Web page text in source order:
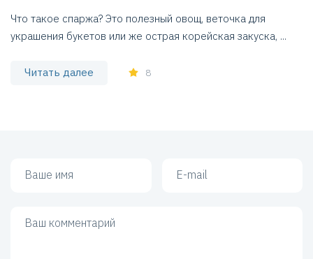
Что такое спаржа? Это полезный овощ, веточка для
украшения букетов или же острая корейская закуска, ...
Читать далее 8